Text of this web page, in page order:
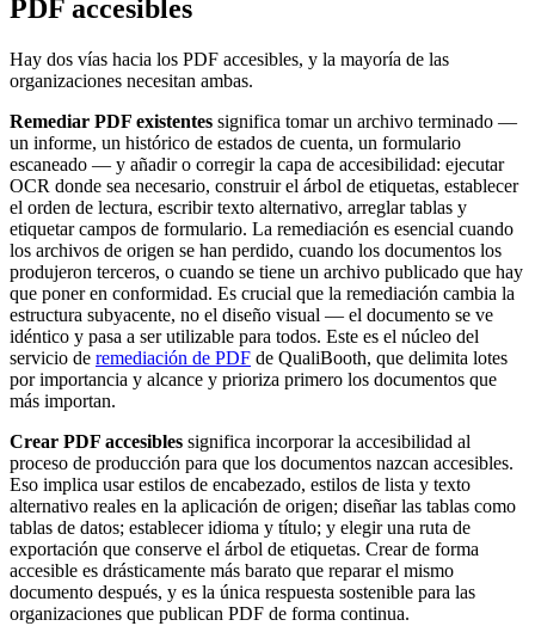
PDF accesibles
Hay dos vías hacia los PDF accesibles, y la mayoría de las
organizaciones necesitan ambas.
Remediar PDF existentes significa tomar un archivo terminado —
un informe, un histórico de estados de cuenta, un formulario
escaneado — y añadir o corregir la capa de accesibilidad: ejecutar
OCR donde sea necesario, construir el árbol de etiquetas, establecer
el orden de lectura, escribir texto alternativo, arreglar tablas y
etiquetar campos de formulario. La remediación es esencial cuando
los archivos de origen se han perdido, cuando los documentos los
produjeron terceros, o cuando se tiene un archivo publicado que hay
que poner en conformidad. Es crucial que la remediación cambia la
estructura subyacente, no el diseño visual — el documento se ve
idéntico y pasa a ser utilizable para todos. Este es el núcleo del
servicio de remediación de PDF de QualiBooth, que delimita lotes
por importancia y alcance y prioriza primero los documentos que
más importan.
Crear PDF accesibles significa incorporar la accesibilidad al
proceso de producción para que los documentos nazcan accesibles.
Eso implica usar estilos de encabezado, estilos de lista y texto
alternativo reales en la aplicación de origen; diseñar las tablas como
tablas de datos; establecer idioma y título; y elegir una ruta de
exportación que conserve el árbol de etiquetas. Crear de forma
accesible es drásticamente más barato que reparar el mismo
documento después, y es la única respuesta sostenible para las
organizaciones que publican PDF de forma continua.